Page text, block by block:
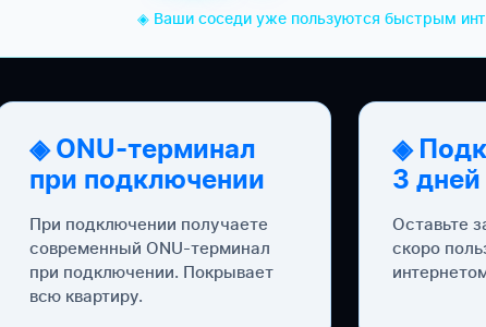
◈ Ваши соседи уже пользуются быстрым
◈ ONU-терминал
при подключении
При подключении получаете
современный ONU-терминал
при подключении. Покрывает
всю квартиру.
◈
3 дней
Оставьте
скоро